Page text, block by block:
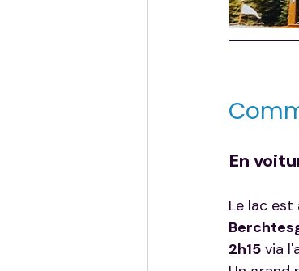
En
Le lac est
2h15 via